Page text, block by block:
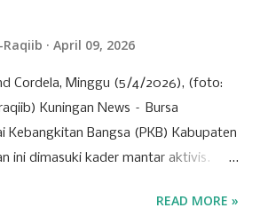
April 09, 2026
Cordela, Minggu (5/4/2026), (foto:
Kuningan News – Bursa
Kebangkitan Bangsa (PKB) Kabupaten
ini dimasuki kader mantar aktivis.
wajah barunya sebagai partai yang
READ MORE »